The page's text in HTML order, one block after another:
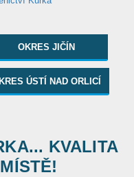
OKRES JIČÍN
ÚSTÍ NAD ORLICÍ
KVALITA